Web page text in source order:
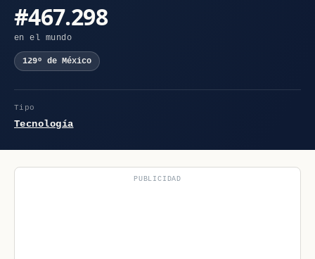
#467.298
en el mundo
129º de México
Tipo
Tecnología
PUBLICIDAD